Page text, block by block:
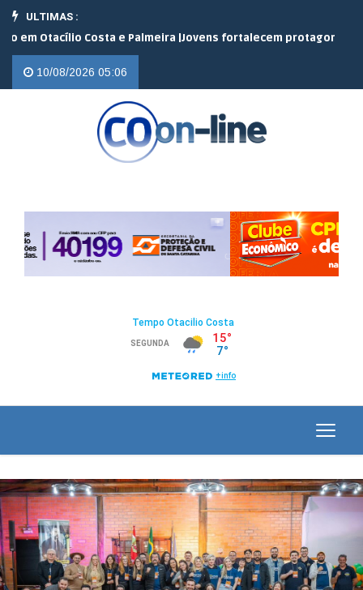
ULTIMAS :
Costa e Palmeira |Jovens fortalecem protagonismo no
10/08/2026 05:06